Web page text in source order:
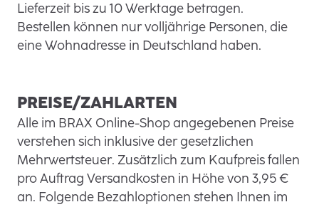
Lieferzeit bis zu 10 Werktage betragen.
Bestellen können nur volljährige Personen, die
eine Wohnadresse in Deutschland haben.
PREISE/ZAHLARTEN
Alle im BRAX Online-Shop angegebenen Preise
verstehen sich inklusive der gesetzlichen
Mehrwertsteuer. Zusätzlich zum Kaufpreis fallen
pro Auftrag Versandkosten in Höhe von 3,95 €
an. Folgende Bezahloptionen stehen Ihnen im